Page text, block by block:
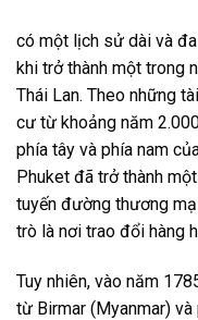
có một lịch sử dài và
khi trở thành một trong
Thái Lan. Theo những
cư từ khoảng năm
phía tây và phía nam
Phuket đã trở thành
tuyến đường thương
trò là nơi trao đổi hàng
Tuy nhiên, vào năm
từ Birmar (Myanmar)